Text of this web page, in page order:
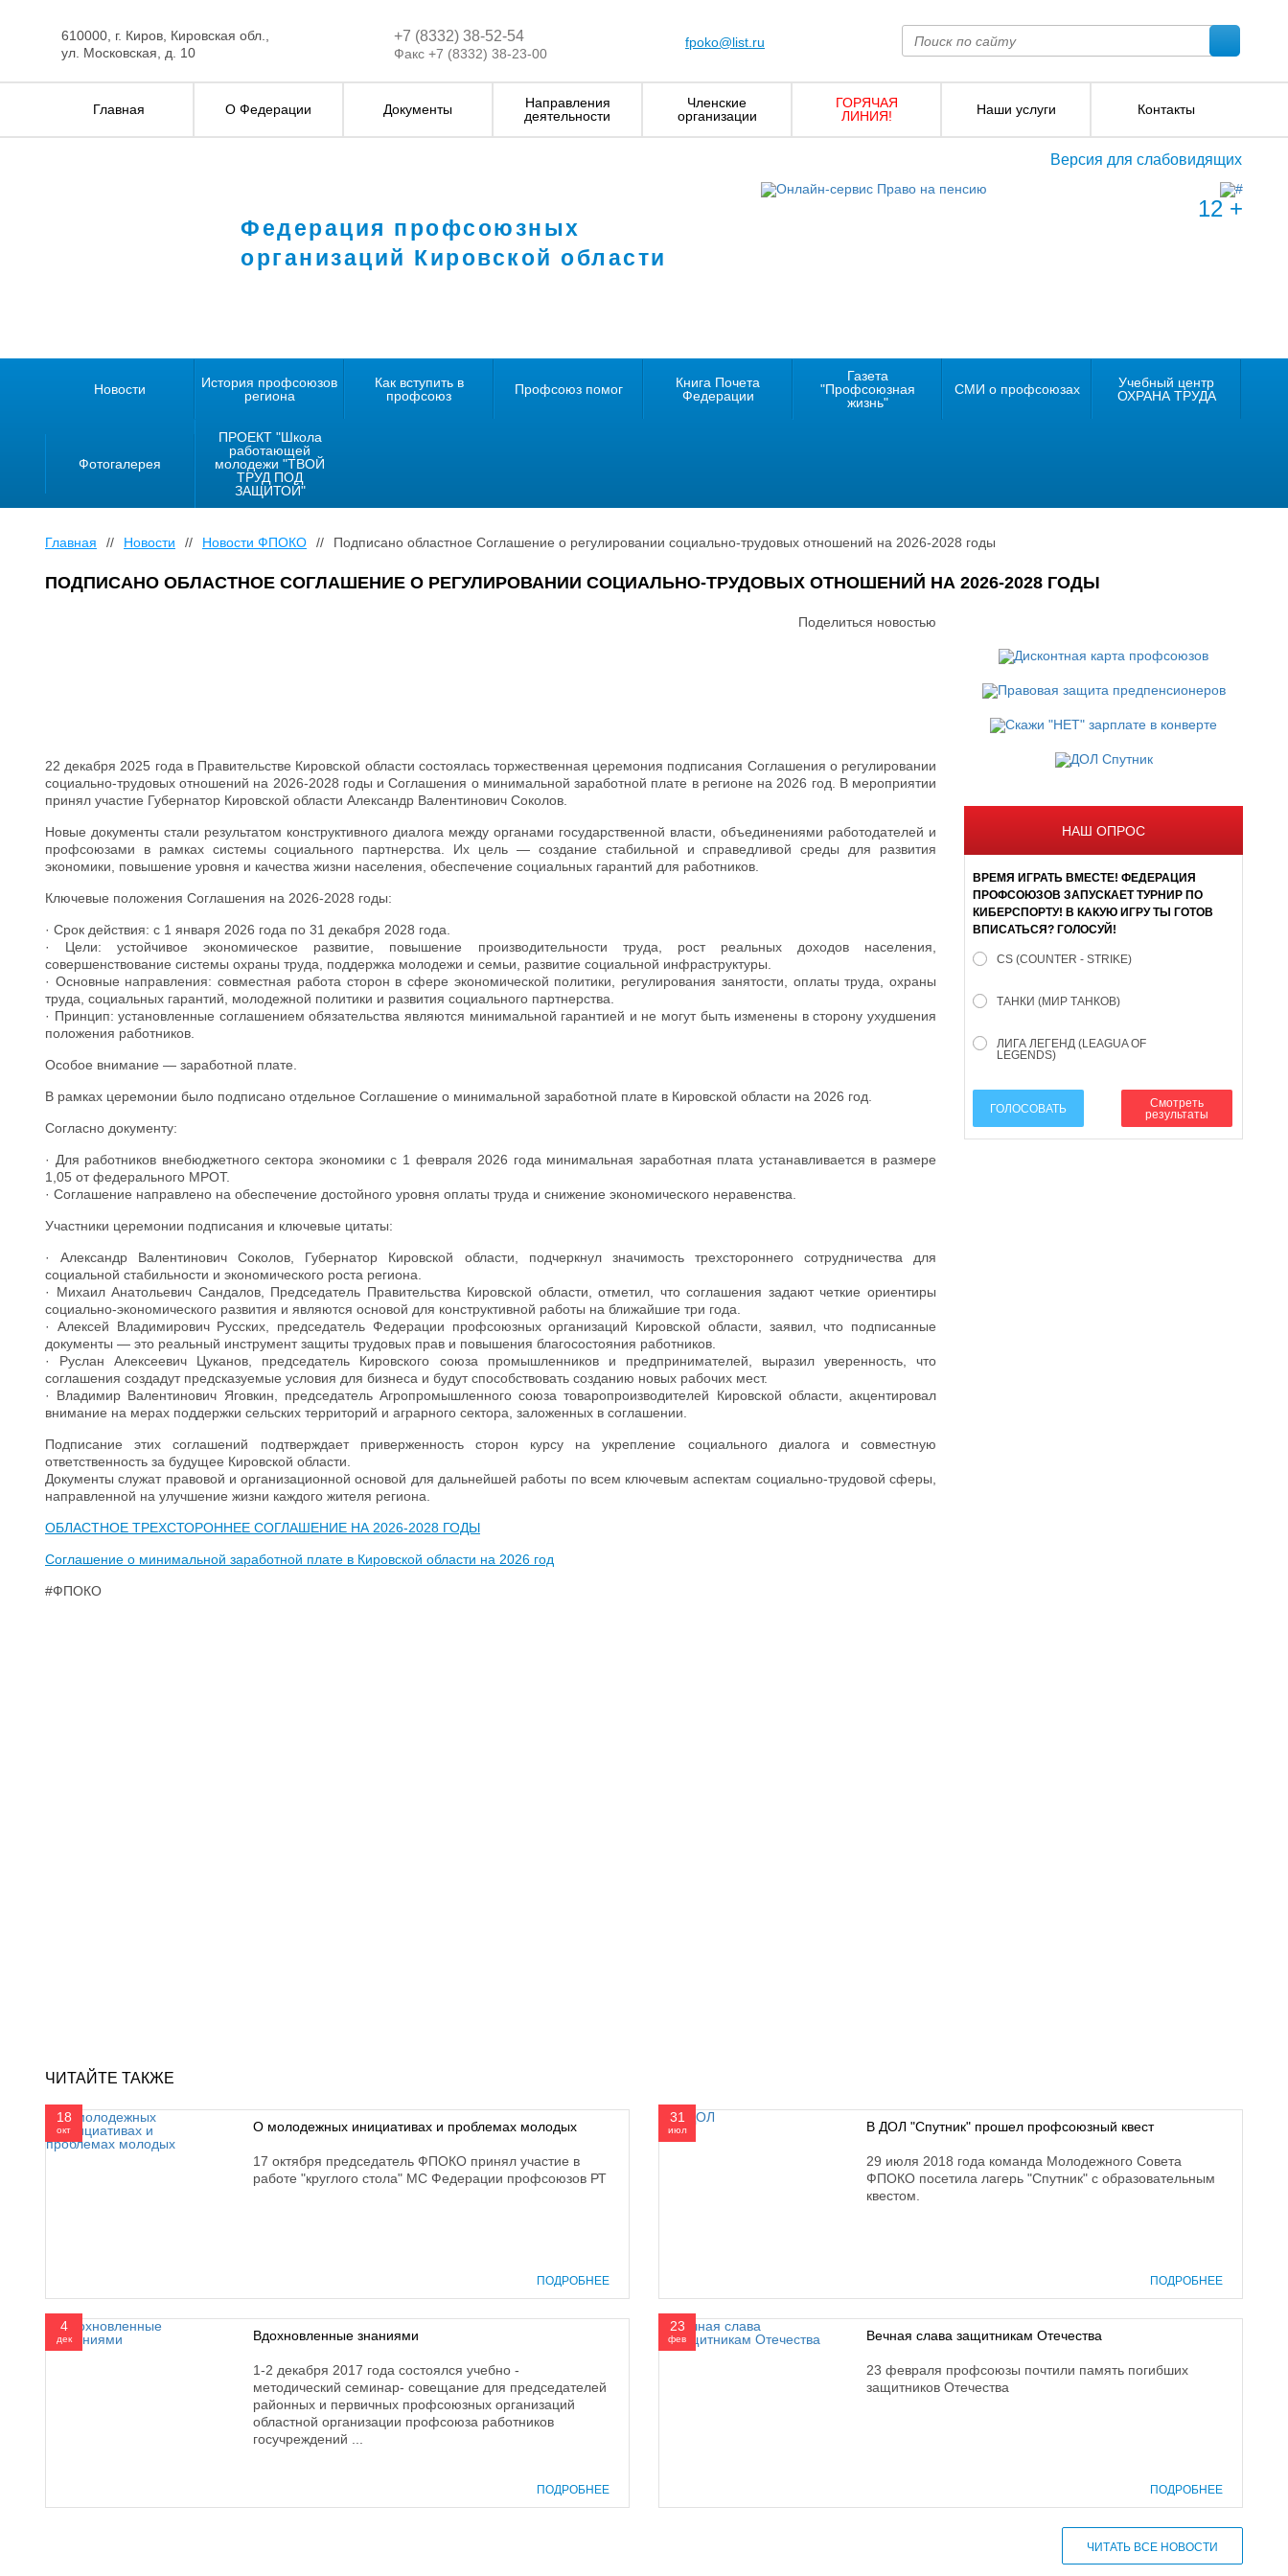
610000, г. Киров, Кировская обл.,
ул. Московская, д. 10
+7 (8332) 38-52-54
Факс +7 (8332) 38-23-00
fpoko@list.ru
Главная О Федерации Документы
Направления
деятельности
Членские
организации
ГОРЯЧАЯ
ЛИНИЯ!
Наши услуги Контакты
Версия для слабовидящих
Федерация профсоюзных
организаций Кировской области
12 +
Новости
История профсоюзов
региона
Как вступить в
профсоюз
Профсоюз помог
Книга Почета
Федерации
Газета
"Профсоюзная
жизнь"
СМИ о профсоюзах
Учебный центр
ОХРАНА ТРУДА
Фотогалерея
ПРОЕКТ "Школа
работающей
молодежи "ТВОЙ
ТРУД ПОД
ЗАЩИТОЙ"
Главная // Новости // Новости ФПОКО // Подписано областное Соглашение о регулировании социально-трудовых отношений на 2026-2028 годы
ПОДПИСАНО ОБЛАСТНОЕ СОГЛАШЕНИЕ О РЕГУЛИРОВАНИИ СОЦИАЛЬНО-ТРУДОВЫХ ОТНОШЕНИЙ НА 2026-2028 ГОДЫ
Поделиться новостью
22 декабря 2025 года в Правительстве Кировской области состоялась торжественная церемония подписания Соглашения о регулировании
социально-трудовых отношений на 2026-2028 годы и Соглашения о минимальной заработной плате в регионе на 2026 год. В мероприятии
принял участие Губернатор Кировской области Александр Валентинович Соколов.
Новые документы стали результатом конструктивного диалога между органами государственной власти, объединениями работодателей и
профсоюзами в рамках системы социального партнерства. Их цель — создание стабильной и справедливой среды для развития
экономики, повышение уровня и качества жизни населения, обеспечение социальных гарантий для работников.
Ключевые положения Соглашения на 2026-2028 годы:
· Срок действия: с 1 января 2026 года по 31 декабря 2028 года.
· Цели: устойчивое экономическое развитие, повышение производительности труда, рост реальных доходов населения,
совершенствование системы охраны труда, поддержка молодежи и семьи, развитие социальной инфраструктуры.
· Основные направления: совместная работа сторон в сфере экономической политики, регулирования занятости, оплаты труда, охраны
труда, социальных гарантий, молодежной политики и развития социального партнерства.
· Принцип: установленные соглашением обязательства являются минимальной гарантией и не могут быть изменены в сторону ухудшения
положения работников.
Особое внимание — заработной плате.
В рамках церемонии было подписано отдельное Соглашение о минимальной заработной плате в Кировской области на 2026 год.
Согласно документу:
· Для работников внебюджетного сектора экономики с 1 февраля 2026 года минимальная заработная плата устанавливается в размере
1,05 от федерального МРОТ.
· Соглашение направлено на обеспечение достойного уровня оплаты труда и снижение экономического неравенства.
Участники церемонии подписания и ключевые цитаты:
· Александр Валентинович Соколов, Губернатор Кировской области, подчеркнул значимость трехстороннего сотрудничества для
социальной стабильности и экономического роста региона.
· Михаил Анатольевич Сандалов, Председатель Правительства Кировской области, отметил, что соглашения задают четкие ориентиры
социально-экономического развития и являются основой для конструктивной работы на ближайшие три года.
· Алексей Владимирович Русских, председатель Федерации профсоюзных организаций Кировской области, заявил, что подписанные
документы — это реальный инструмент защиты трудовых прав и повышения благосостояния работников.
· Руслан Алексеевич Цуканов, председатель Кировского союза промышленников и предпринимателей, выразил уверенность, что
соглашения создадут предсказуемые условия для бизнеса и будут способствовать созданию новых рабочих мест.
· Владимир Валентинович Яговкин, председатель Агропромышленного союза товаропроизводителей Кировской области, акцентировал
внимание на мерах поддержки сельских территорий и аграрного сектора, заложенных в соглашении.
Подписание этих соглашений подтверждает приверженность сторон курсу на укрепление социального диалога и совместную
ответственность за будущее Кировской области.
Документы служат правовой и организационной основой для дальнейшей работы по всем ключевым аспектам социально-трудовой сферы,
направленной на улучшение жизни каждого жителя региона.
ОБЛАСТНОЕ ТРЕХСТОРОННЕЕ СОГЛАШЕНИЕ НА 2026-2028 ГОДЫ
Соглашение о минимальной заработной плате в Кировской области на 2026 год
#ФПОКО
НАШ ОПРОС
ВРЕМЯ ИГРАТЬ ВМЕСТЕ! ФЕДЕРАЦИЯ
ПРОФСОЮЗОВ ЗАПУСКАЕТ ТУРНИР ПО
КИБЕРСПОРТУ! В КАКУЮ ИГРУ ТЫ ГОТОВ
ВПИСАТЬСЯ? ГОЛОСУЙ!
CS (COUNTER - STRIKE)
ТАНКИ (МИР ТАНКОВ)
ЛИГА ЛЕГЕНД (LEAGUA OF
LEGENDS)
ГОЛОСОВАТЬ
Смотреть
результаты
ЧИТАЙТЕ ТАКЖЕ
18
окт О молодежных инициативах и проблемах молодых
17 октября председатель ФПОКО принял участие в
работе "круглого стола" МС Федерации профсоюзов РТ
ПОДРОБНЕЕ
31
июл В ДОЛ "Спутник" прошел профсоюзный квест
29 июля 2018 года команда Молодежного Совета
ФПОКО посетила лагерь "Спутник" с образовательным
квестом.
ПОДРОБНЕЕ
4
дек Вдохновленные знаниями
1-2 декабря 2017 года состоялся учебно -
методический семинар- совещание для председателей
районных и первичных профсоюзных организаций
областной организации профсоюза работников
госучреждений ...
ПОДРОБНЕЕ
23
фев Вечная слава защитникам Отечества
23 февраля профсоюзы почтили память погибших
защитников Отечества
ПОДРОБНЕЕ
ЧИТАТЬ ВСЕ НОВОСТИ